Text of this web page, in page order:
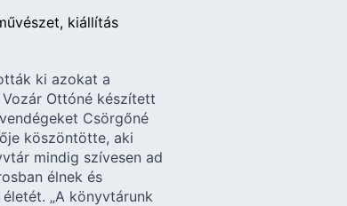
kiállítás
ki azokat a
Ottóné készített
Csörgőné
köszöntötte, aki
mindig szívesen ad
élnek és
„A könyvtárunk